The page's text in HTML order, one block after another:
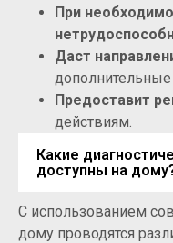
При
Даст
Предоставит
действиям.
Какие
доступны на
С использованием
дому проводятся